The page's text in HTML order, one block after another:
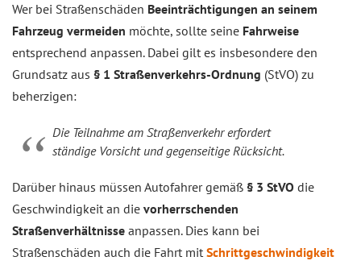
Wer bei Straßenschäden Beeinträchtigungen an seinem
Fahrzeug vermeiden möchte, sollte seine Fahrweise
entsprechend anpassen. Dabei gilt es insbesondere den
Grundsatz aus § 1 Straßenverkehrs-Ordnung (StVO) zu
beherzigen:
Die Teilnahme am Straßenverkehr erfordert
ständige Vorsicht und gegenseitige Rücksicht.
Darüber hinaus müssen Autofahrer gemäß § 3 StVO die
Geschwindigkeit an die vorherrschenden
Straßenverhältnisse anpassen. Dies kann bei
Straßenschäden auch die Fahrt mit Schrittgeschwindigkeit